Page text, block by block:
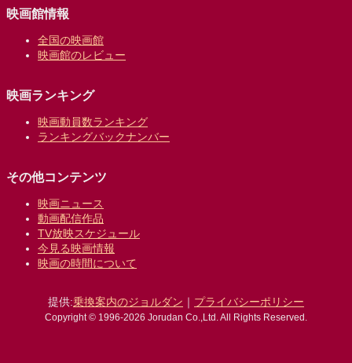
映画館情報
全国の映画館
映画館のレビュー
映画ランキング
映画動員数ランキング
ランキングバックナンバー
その他コンテンツ
映画ニュース
動画配信作品
TV放映スケジュール
今見る映画情報
映画の時間について
提供:乗換案内のジョルダン ｜ プライバシーポリシー
Copyright © 1996-2026 Jorudan Co.,Ltd. All Rights Reserved.